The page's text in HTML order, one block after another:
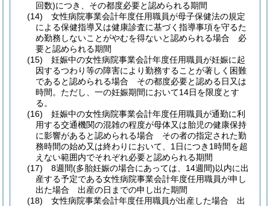
回数)につき、その都度必要と認められる期間
(14)
女性病院事業会計年度任用職員が母子保健法の規定
による保健指導又は健康診査に基づく指導事項を守るた
め勤務しないことがやむを得ないと認められる場合 必
要と認められる期間
(15)
妊娠中の女性病院事業会計年度任用職員が妊娠に起
因するつわり等の障害により勤務することが著しく困難
であると認められる場合 その都度必要と認める日又は
時間。 ただし、一の妊娠期間において14日を限度とす
る。
(16)
妊娠中の女性病院事業会計年度任用職員が通勤に利
用する交通機関の混雑の程度が母体又は胎児の健康保持
に影響があると認められる場合 その者の指定された勤
務時間の始め又は終わりにおいて、1日につき1時間を超
えない範囲内でそれぞれ必要と認められる期間
(17)
8週間(多胎妊娠の場合にあっては、14週間)以内に出
産する予定である女性病院事業会計年度任用職員が申し
出た場合 出産の日までの申し出た期間
(18)
女性病院事業会計年度任用職員が出産した場合 出